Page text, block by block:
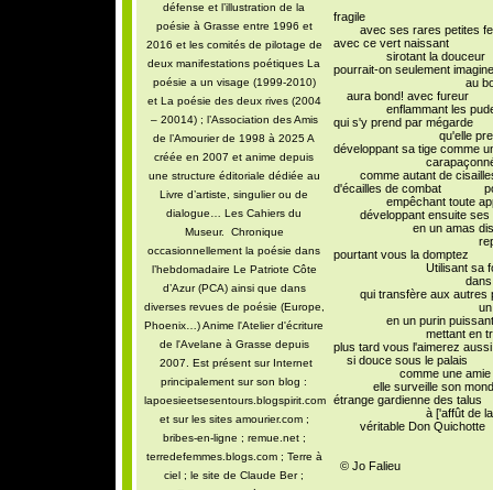
défense et l’illustration de la
poésie à Grasse entre 1996 et
2016 et les comités de pilotage de
deux manifestations poétiques La
poésie a un visage (1999-2010)
et La poésie des deux rives (2004
– 20014) ; l’Association des Amis
de l’Amourier de 1998 à 2025 A
créée en 2007 et anime depuis
une structure éditoriale dédiée au
Livre d’artiste, singulier ou de
dialogue… Les Cahiers du
Museur. Chronique
occasionnellement la poésie dans
l’hebdomadaire Le Patriote Côte
d’Azur (PCA) ainsi que dans
diverses revues de poésie (Europe,
Phoenix…) Anime l'Atelier d'écriture
de l'Avelane à Grasse depuis
2007. Est présent sur Internet
principalement sur son blog :
lapoesieetsesentours.blogspirit.com
et sur les sites amourier.com ;
bribes-en-ligne ; remue.net ;
terredefemmes.blogs.com ; Terre à
ciel ; le site de Claude Ber ;
fragile
avec ses rares petites
avec ce vert naissant
sirotant la douceur
pourrait-on seulement
au bout de
aura bond! avec fureur
enflammant les
qui s'y prend par mégarde
qu'elle prend
développant sa tige comme
carapaçonnée de
comme autant de
d'écailles de combat
empêchant toute
développant ensuite ses
en un amas
repoussant
pourtant vous la domptez
Utilisant sa
dans une
qui transfère aux autres
un élan de
en un purin puissant
mettant en transe
plus tard vous l'aimerez aussi
si douce sous le palais
comme une amie
elle surveille son monde
étrange gardienne des talus
à ['affût de la
véritable Don
© Jo Falieu